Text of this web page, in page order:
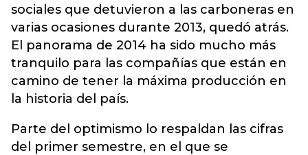
sociales que detuvieron a las carboneras en
varias ocasiones durante 2013, quedó atrás.
El panorama de 2014 ha sido mucho más
tranquilo para las compañías que están en
camino de tener la máxima producción en
la historia del país.
Parte del optimismo lo respaldan las cifras
del primer semestre, en el que se